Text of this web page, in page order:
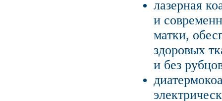
лазерная
и
матки,
здоровых
и без